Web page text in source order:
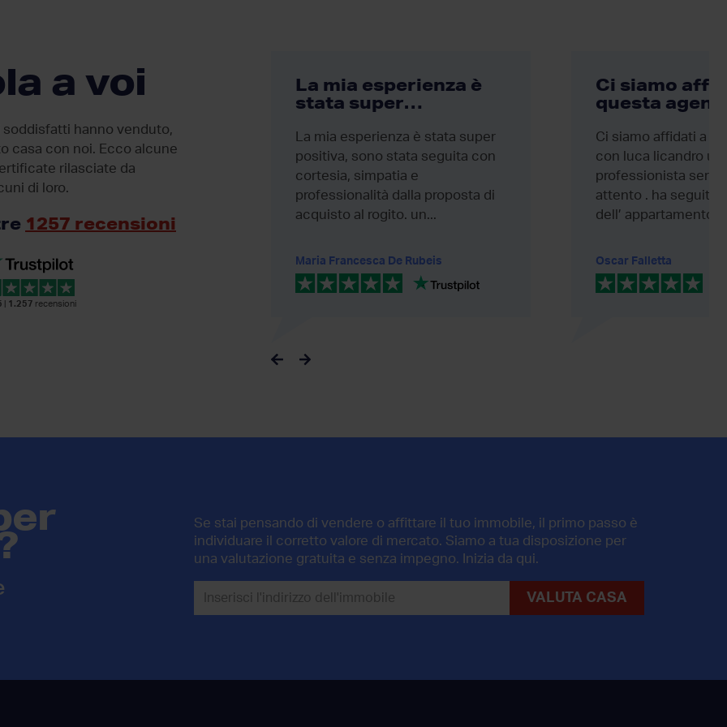
a voi
hanno venduto,
casa con noi. Ecco alcune
rilasciate da
di loro.
1257 recensioni
1.257 recensioni
professionali c’è ben poco da
se non un enorme grazie!
Scampone
La mia esperienza è
stata super…
La mia esperienza è stata super
positiva, sono stata seguita con
cortesia, simpatia e
professionalità dalla proposta di
acquisto al rogito. un...
Maria Francesca De Rubeis
Ci siamo
questa
Ci siamo affidati a
con luca licandro un
professionista serio
attento . ha seguito
dell’ appartamento
Oscar Falletta
Se stai pensando di vendere o affittare il tuo immobile, il primo passo è
individuare il corretto valore di mercato. Siamo a tua disposizione per
una valutazione gratuita e senza impegno. Inizia da qui.